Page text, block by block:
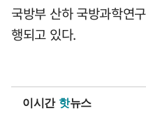
국방부 산하 국방과학연
행되고 있다.
이시간 핫뉴스